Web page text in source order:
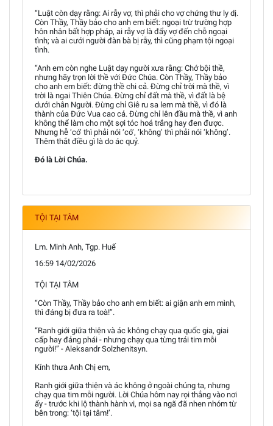
“Luật còn dạy rằng: Ai rẫy vợ, thì phải cho vợ chứng thư ly dị.
Còn Thầy, Thầy bảo cho anh em biết: ngoại trừ trường hợp
hôn nhân bất hợp pháp, ai rẫy vợ là đẩy vợ đến chỗ ngoại
tình; và ai cưới người đàn bà bị rẫy, thì cũng phạm tội ngoại
tình.
“Anh em còn nghe Luật dạy người xưa rằng: Chớ bội thề,
nhưng hãy trọn lời thề với Đức Chúa. Còn Thầy, Thầy bảo
cho anh em biết: đừng thề chi cả. Đừng chỉ trời mà thề, vì
trời là ngai Thiên Chúa. Đừng chỉ đất mà thề, vì đất là bệ
dưới chân Người. Đừng chỉ Giê ru sa lem mà thề, vì đó là
thành của Đức Vua cao cả. Đừng chỉ lên đầu mà thề, vì anh
không thể làm cho một sợi tóc hoá trắng hay đen được.
Nhưng hễ ‘có’ thì phải nói ‘có’, ‘không’ thì phải nói ‘không’.
Thêm thắt điều gì là do ác quỷ.
Đó là Lời Chúa.
TỘI TẠI TÂM
Lm. Minh Anh, Tgp. Huế
16:59 14/02/2026
TỘI TẠI TÂM
“Còn Thầy, Thầy bảo cho anh em biết: ai giận anh em mình,
thì đáng bị đưa ra toà!”.
“Ranh giới giữa thiện và ác không chạy qua quốc gia, giai
cấp hay đảng phái - nhưng chạy qua từng trái tim mỗi
người!” - Aleksandr Solzhenitsyn.
Kính thưa Anh Chị em,
Ranh giới giữa thiện và ác không ở ngoài chúng ta, nhưng
chạy qua tim mỗi người. Lời Chúa hôm nay rọi thẳng vào nơi
ấy - trước khi lộ thành hành vi, mọi sa ngã đã nhen nhóm từ
bên trong: ‘tội tại tâm!’.